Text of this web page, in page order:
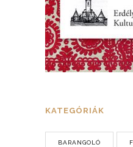
KATEGÓRIÁK
BARANGOLÓ